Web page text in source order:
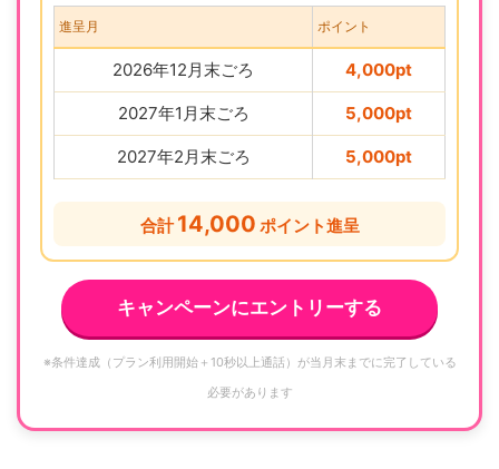
進呈月 ポイント
2026年12月末ごろ 4,000pt
2027年1月末ごろ 5,000pt
2027年2月末ごろ 5,000pt
合計14,000 ポイント進呈
キャンペーンにエントリーする
※条件達成（プラン利用開始＋10秒以上通話）が当月末までに完了している
必要があります